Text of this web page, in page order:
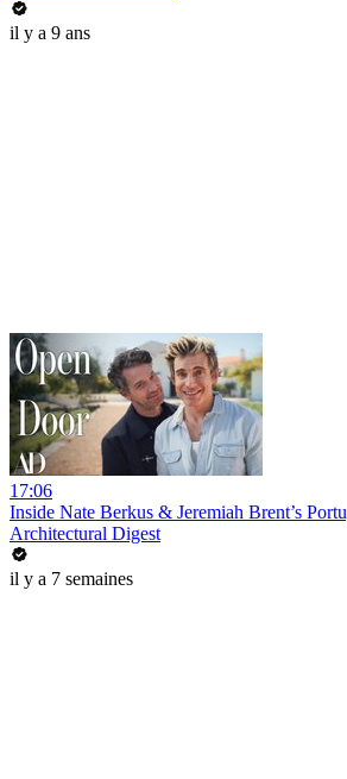
il y a 9 ans
17:06
Inside Nate Berkus & Jeremiah Brent’s
Architectural Digest
il y a 7 semaines